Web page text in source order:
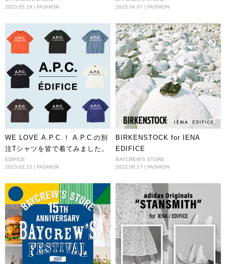
2023.05.19 | FASHION
2023.04.07 | FASHION
WE LOVE A.P.C.！ A.P.C.の別
注Tシャツを皆で着てみました。
EDIFICE
2023.02.15 | FASHION
BIRKENSTOCK for IENA
EDIFICE
BAYCREW'S STORE
2022.06.17 | FASHION